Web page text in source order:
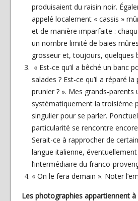
produisaient du raisin noir.
appelé localement « cassis »
et de manière imparfaite :
un nombre limité de baies
grosseur et, toujours, quelques
« Est-ce qu’il a bêché un banc
salades ? Est-ce qu’il a réparé
prunier ? ». Mes grands-parents
systématiquement la troisième
singulier pour se parler.
particularité se rencontre
Serait-ce à rapprocher de
langue italienne,
l’intermédiaire du franco-
« On le fera demain ». Noter
Les photographies appartiennent